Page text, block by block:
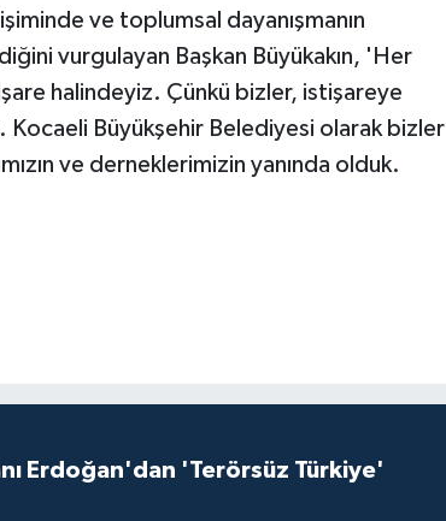
ve toplumsal dayanışmanın
vurgulayan Başkan Büyükakın, 'Her
halindeyiz. Çünkü bizler, istişareye
Büyükşehir Belediyesi olarak bizler
ve derneklerimizin yanında olduk.
Erdoğan'dan 'Terörsüz Türkiye'